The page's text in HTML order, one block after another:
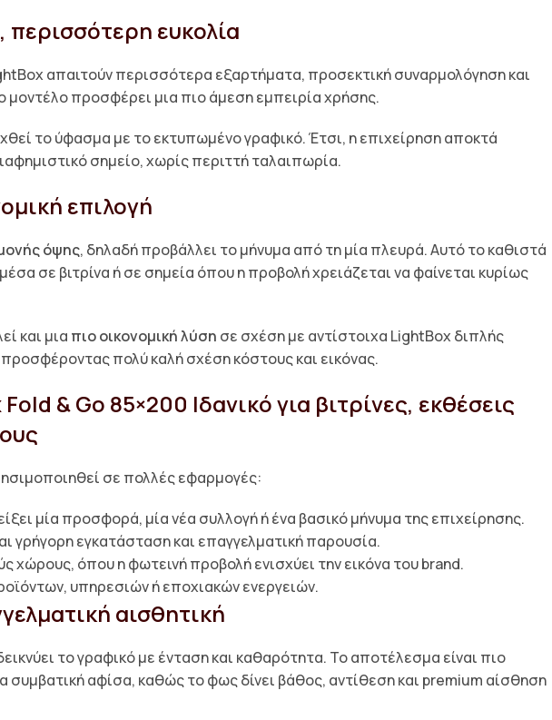
ευκολία
απαιτούν περισσότερα εξαρτήματα, προσεκτική συναρμολόγηση και
μοντέλο προσφέρει μια πιο άμεση εμπειρία χρήσης.
το ύφασμα με το εκτυπωμένο γραφικό. Έτσι, η επιχείρηση αποκτά
σημείο, χωρίς περιττή ταλαιπωρία.
επιλογή
όψης, δηλαδή προβάλλει το μήνυμα από τη μία πλευρά. Αυτό το καθιστά
σε βιτρίνα ή σε σημεία όπου η προβολή χρειάζεται να φαίνεται κυρίως
και μια πιο οικονομική λύση σε σχέση με αντίστοιχα LightBox διπλής
προσφέροντας πολύ καλή σχέση κόστους και εικόνας.
& Go 85×200 Ιδανικό για βιτρίνες, εκθέσεις
σε πολλές εφαρμογές:
μία προσφορά, μία νέα συλλογή ή ένα βασικό μήνυμα της επιχείρησης.
γρήγορη εγκατάσταση και επαγγελματική παρουσία.
χώρους, όπου η φωτεινή προβολή ενισχύει την εικόνα του brand.
υπηρεσιών ή εποχιακών ενεργειών.
αισθητική
το γραφικό με ένταση και καθαρότητα. Το αποτέλεσμα είναι πιο
αφίσα, καθώς το φως δίνει βάθος, αντίθεση και premium αίσθηση